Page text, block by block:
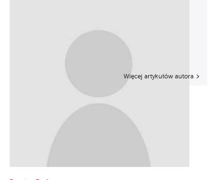
Więcej artykułów autora